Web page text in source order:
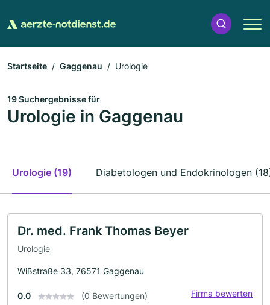
Startseite Gaggenau Urologie
19 Suchergebnisse für
Urologie in Gaggenau
Urologie (19) Diabetologen und Endokrinologen
Dr. med. Frank Thomas Beyer
Urologie
Wißstraße 33, 76571 Gaggenau
0.0 (0 Bewertungen) Firma bewerten